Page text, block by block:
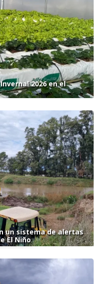
2026 en el
un sistema de alertas
El Niño